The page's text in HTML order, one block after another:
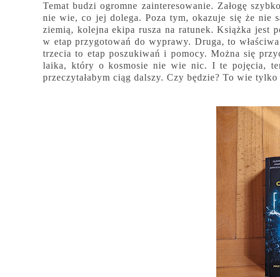
Temat budzi ogromne zainteresowanie. Załogę
nie wie, co jej dolega. Poza tym, okazuje się że nie
ziemią, kolejna ekipa rusza na ratunek. Książka jest
w etap przygotowań do wyprawy. Druga, to
trzecia to etap poszukiwań i pomocy. Można się
laika, który o kosmosie nie wie nic. I te pojęcia,
przeczytałabym ciąg dalszy. Czy będzie? To wie tylko